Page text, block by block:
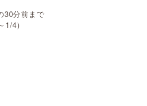
30分前まで
4）